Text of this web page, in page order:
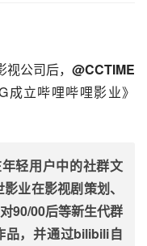
公司后， @CCTIME
成立哔哩哔哩影业》
轻用户中的社群文
业在影视剧策划、
90/00后等新生代群
品，并通过bilibili自